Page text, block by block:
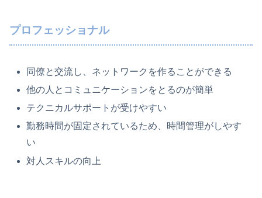
プロフェッショナル
同僚と交流し、ネットワークを作ることができる
他の人とコミュニケーションをとるのが簡単
テクニカルサポートが受けやすい
勤務時間が固定されているため、時間管理がしやす
い
対人スキルの向上